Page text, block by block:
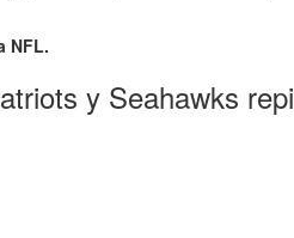
NFL.
y Seahawks